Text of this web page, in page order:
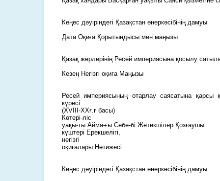
Кеңес дәуіріндегі Қазақстан өнеркәсібінің дамуы
Дата Оқиға Қорытындысы мен маңызы
Қазақ жерлерінің Ресей империясына қосылу
Кезең Негізгі оқиға Маңызы
Ресей империясының отарлау саясатына қарсы
күресі
(XVIII-XXғ.ғ басы)
Көтері-ліс
уақы-ты Айма-ғы Себе-бі Жетекшілер Қозғаушы
күштері Ерекшелігі,
негізгі
оқиғалары Нәтижесі
Кеңес дәуіріндегі Қазақстан өнеркәсібінің дамуы